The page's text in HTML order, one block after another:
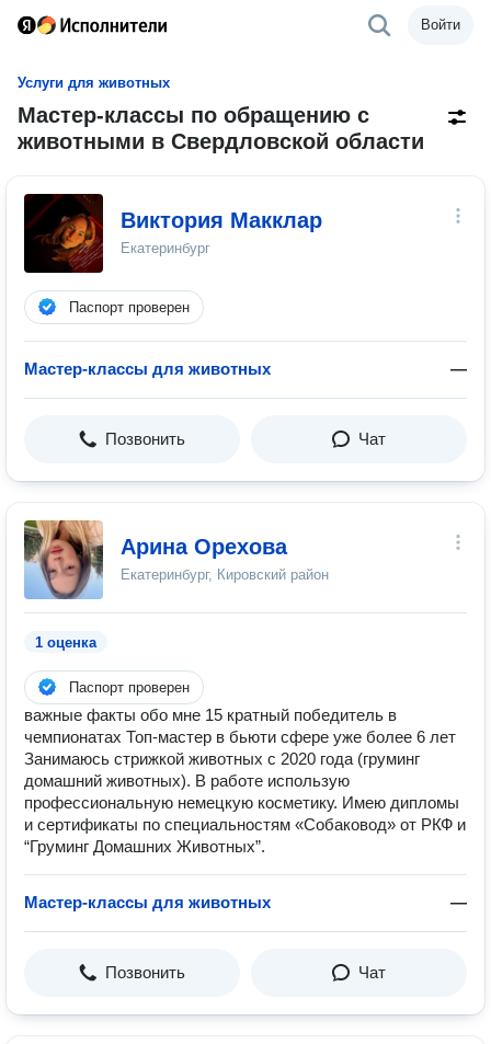
Войти
Услуги для животных
Мастер-классы по обращению с
животными в Свердловской области
Виктория Макклар
Екатеринбург
Паспорт проверен
Мастер-классы для животных —
Позвонить Чат
Арина Орехова
Екатеринбург, Кировский район
1 оценка
Паспорт проверен
важные факты обо мне 15 кратный победитель в
чемпионатах Топ-мастер в бьюти сфере уже более 6 лет
Занимаюсь стрижкой животных с 2020 года (груминг
домашний животных). В работе использую
профессиональную немецкую косметику. Имею дипломы
и сертификаты по специальностям «Собаковод» от РКФ и
“Груминг Домашних Животных”.
Мастер-классы для животных —
Позвонить Чат